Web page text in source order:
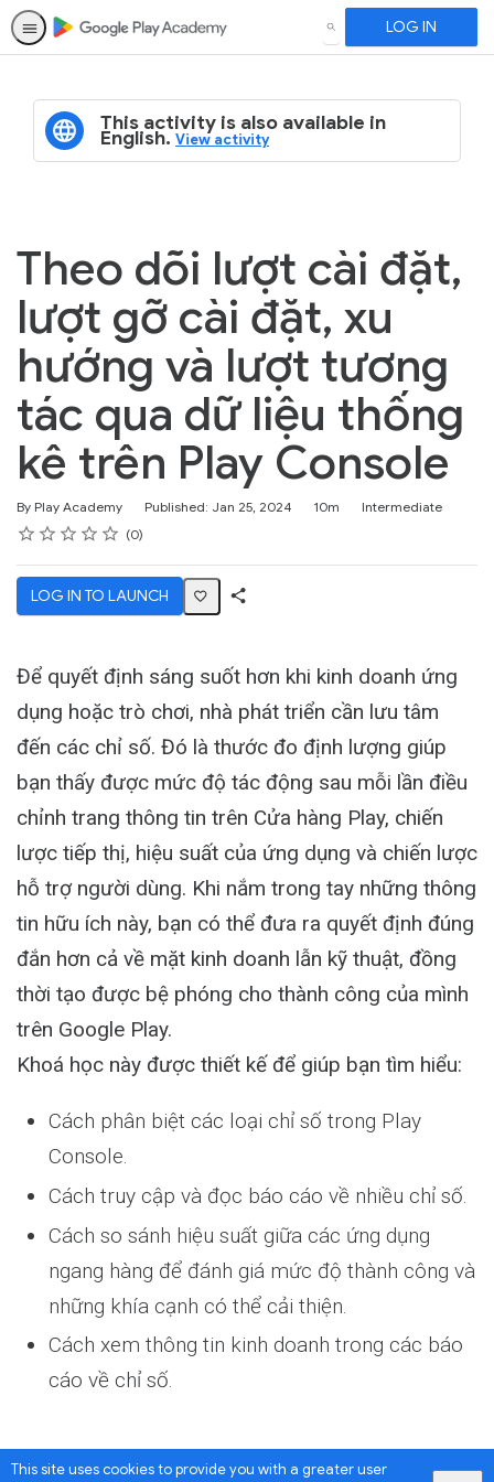
This site uses cookies to provide you with a greater user
SEARCH LOG IN
This activity is also available in
English.View activity
Theo dõi lượt cài đặt,
lượt gỡ cài đặt, xu
hướng và lượt tương
tác qua dữ liệu thống
kê trên Play Console
By Play Academy Published: Jan 25, 2024
Duration 10m
Difficulty
Intermediate
Rating
1 star
2 stars
3 stars
4 stars
5 stars
Average rating: 4.2 0
No reviews
LOG IN TO LAUNCH
Để quyết định sáng suốt hơn khi kinh doanh ứng
dụng hoặc trò chơi, nhà phát triển cần lưu tâm
đến các chỉ số. Đó là thước đo định lượng giúp
bạn thấy được mức độ tác động sau mỗi lần điều
chỉnh trang thông tin trên Cửa hàng Play, chiến
lược tiếp thị, hiệu suất của ứng dụng và chiến lược
hỗ trợ người dùng. Khi nắm trong tay những thông
tin hữu ích này, bạn có thể đưa ra quyết định đúng
đắn hơn cả về mặt kinh doanh lẫn kỹ thuật, đồng
thời tạo được bệ phóng cho thành công của mình
trên Google Play.
Khoá học này được thiết kế để giúp bạn tìm hiểu:
Cách phân biệt các loại chỉ số trong Play
Console.
Cách truy cập và đọc báo cáo về nhiều chỉ số.
Cách so sánh hiệu suất giữa các ứng dụng
ngang hàng để đánh giá mức độ thành công và
những khía cạnh có thể cải thiện.
Cách xem thông tin kinh doanh trong các báo
cáo về chỉ số.